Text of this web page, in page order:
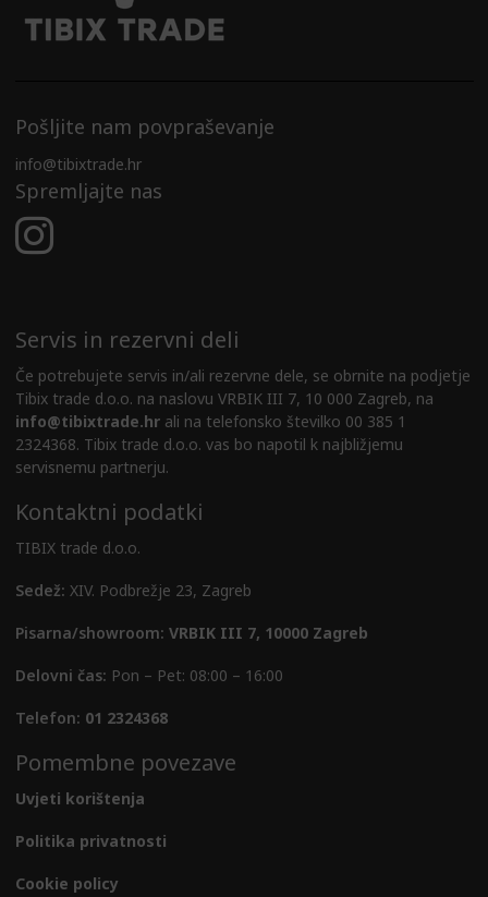
Pošljite nam povpraševanje
info@tibixtrade.hr
Spremljajte nas
Servis in rezervni deli
Če potrebujete servis in/ali rezervne dele, se obrnite na podjetje
Tibix trade d.o.o. na naslovu VRBIK III 7, 10 000 Zagreb, na
info@tibixtrade.hrali na telefonsko številko 00 385 1
2324368. Tibix trade d.o.o. vas bo napotil k najbližjemu
servisnemu partnerju.
Kontaktni podatki
TIBIX trade d.o.o.
Sedež: XIV. Podbrežje 23, Zagreb
Pisarna/showroom: VRBIK III 7, 10000 Zagreb
Delovni čas: Pon – Pet: 08:00 – 16:00
Telefon: 01 2324368
Pomembne povezave
Uvjeti korištenja
Politika privatnosti
Cookie policy